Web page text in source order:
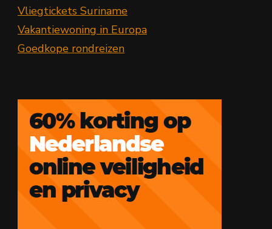
Vliegtickets Suriname
Vakantiewoning in Europa
Goedkope rondreizen